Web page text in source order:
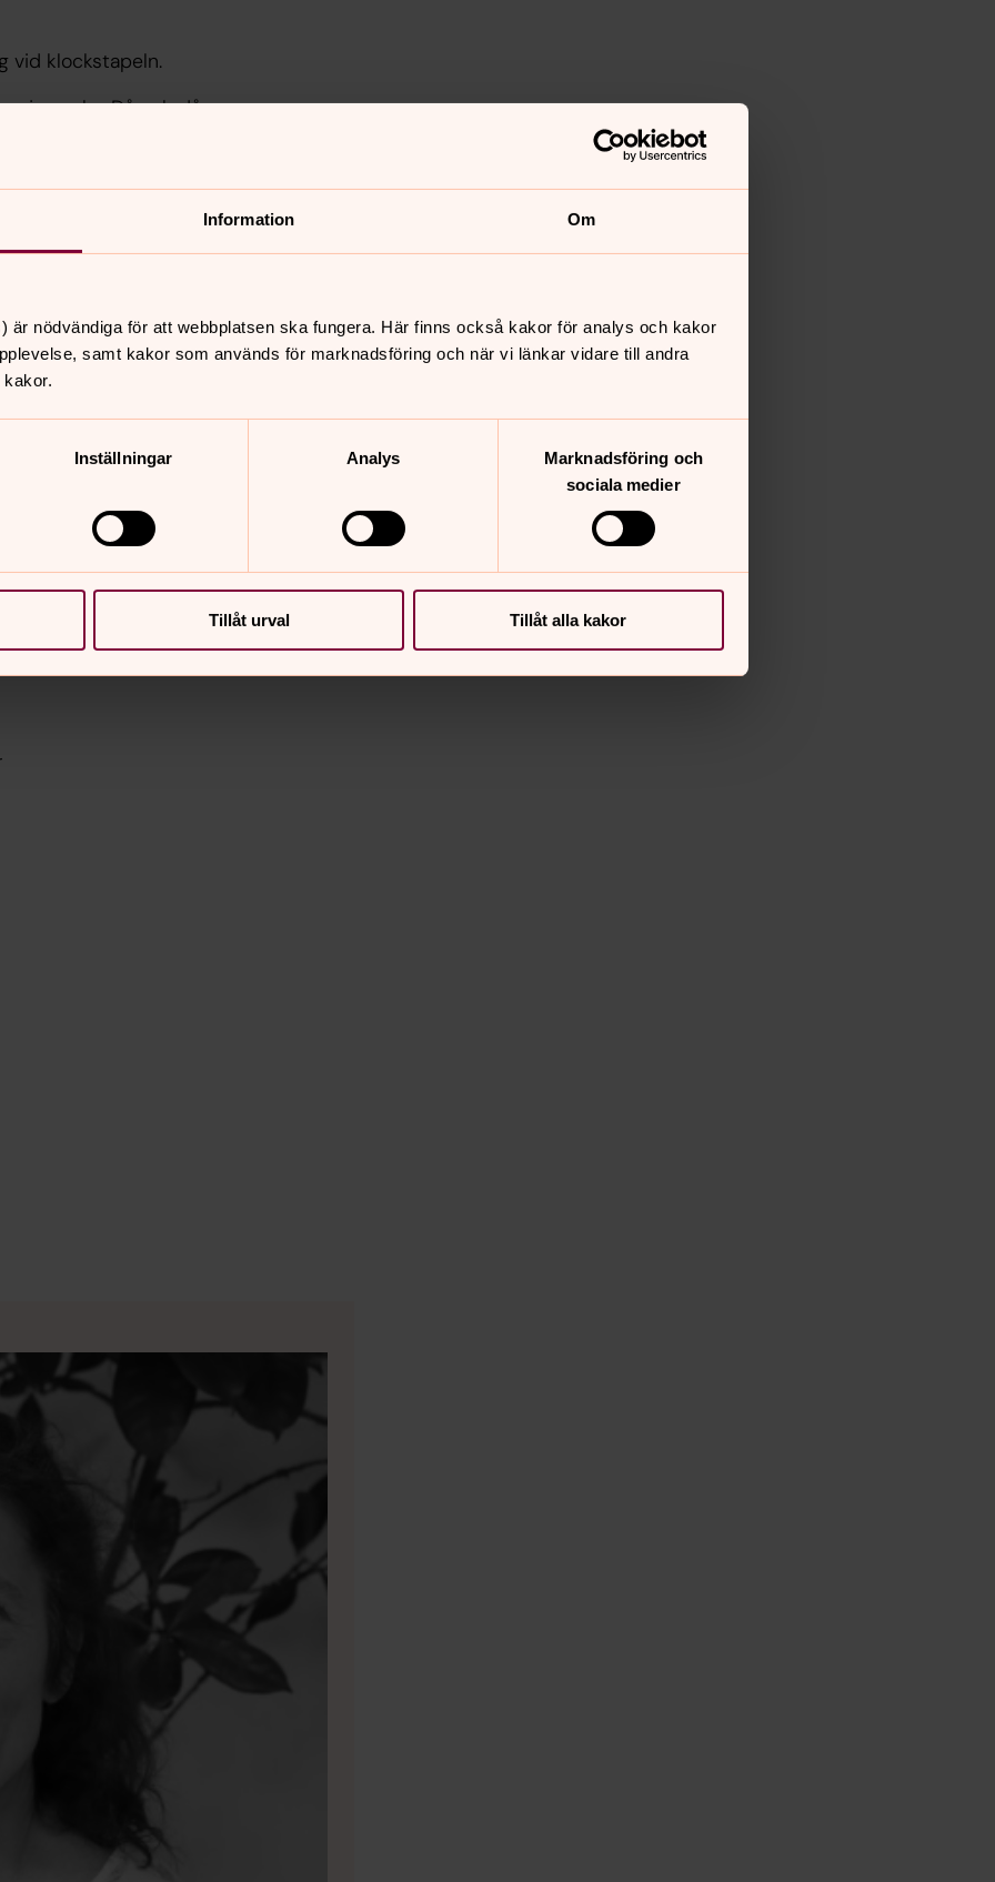
Information Om
är nödvändiga för att webbplatsen ska fungera. Här finns också kakor för analys och kakor
samt kakor som används för marknadsföring och när vi länkar vidare till andra
Inställningar Analys
Marknadsföring och
sociala medier
Tillåt urval Tillåt alla kakor
vid klockstapeln.
vecka. Då och då
juli samt 13 augusti.
i församlingshemmet under